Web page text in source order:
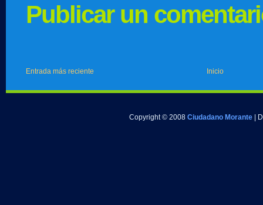
Publicar un
Entrada más reciente Inicio
Copyright © 2008 Ciudadano Morante |